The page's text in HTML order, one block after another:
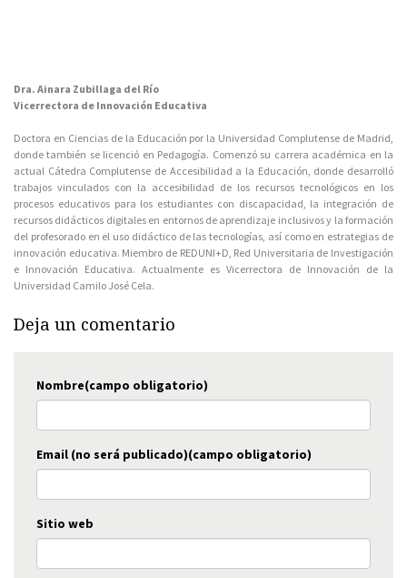
Dra. Ainara Zubillaga del Río
Vicerrectora de Innovación Educativa
Doctora en Ciencias de la Educación por la Universidad Complutense de Madrid,
donde también se licenció en Pedagogía. Comenzó su carrera académica en la
actual Cátedra Complutense de Accesibilidad a la Educación, donde desarrolló
trabajos vinculados con la accesibilidad de los recursos tecnológicos en los
procesos educativos para los estudiantes con discapacidad, la integración de
recursos didácticos digitales en entornos de aprendizaje inclusivos y la formación
del profesorado en el uso didáctico de las tecnologías, así como en estrategias de
innovación educativa. Miembro de REDUNI+D, Red Universitaria de Investigación
e Innovación Educativa. Actualmente es Vicerrectora de Innovación de la
Universidad Camilo José Cela.
Deja un comentario
Nombre(campo obligatorio)
Email (no será publicado)(campo obligatorio)
Sitio web